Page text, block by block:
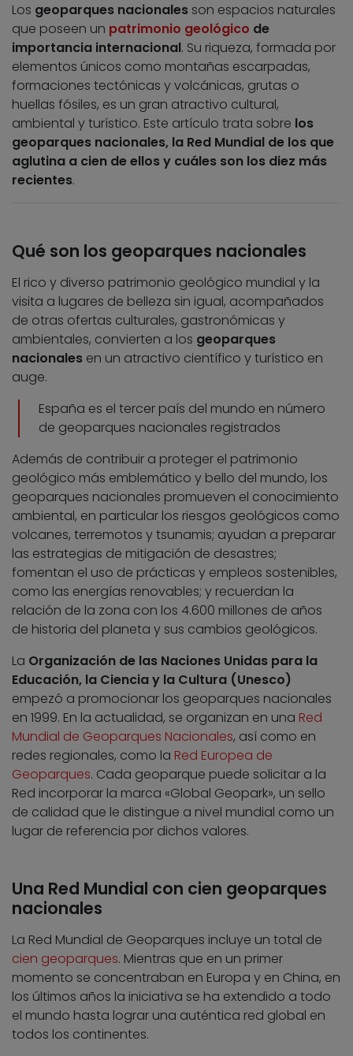
Los geoparques nacionales son espacios naturales
que poseen un patrimonio geológico de
importancia internacional. Su riqueza, formada por
elementos únicos como montañas escarpadas,
formaciones tectónicas y volcánicas, grutas o
huellas fósiles, es un gran atractivo cultural,
ambiental y turístico. Este artículo trata sobre los
geoparques nacionales, la Red Mundial de los que
aglutina a cien de ellos y cuáles son los diez más
recientes.
Qué son los geoparques nacionales
El rico y diverso patrimonio geológico mundial y la
visita a lugares de belleza sin igual, acompañados
de otras ofertas culturales, gastronómicas y
ambientales, convierten a los geoparques
nacionales en un atractivo científico y turístico en
auge.
España es el tercer país del mundo en número
de geoparques nacionales registrados
Además de contribuir a proteger el patrimonio
geológico más emblemático y bello del mundo, los
geoparques nacionales promueven el conocimiento
ambiental, en particular los riesgos geológicos como
volcanes, terremotos y tsunamis; ayudan a preparar
las estrategias de mitigación de desastres;
fomentan el uso de prácticas y empleos sostenibles,
como las energías renovables; y recuerdan la
relación de la zona con los 4.600 millones de años
de historia del planeta y sus cambios geológicos.
La Organización de las Naciones Unidas para la
Educación, la Ciencia y la Cultura (Unesco)
empezó a promocionar los geoparques nacionales
en 1999. En la actualidad, se organizan en una Red
Mundial de Geoparques Nacionales, así como en
redes regionales, como la Red Europea de
Geoparques. Cada geoparque puede solicitar a la
Red incorporar la marca «Global Geopark», un sello
de calidad que le distingue a nivel mundial como un
lugar de referencia por dichos valores.
Una Red Mundial con cien geoparques
nacionales
La Red Mundial de Geoparques incluye un total de
cien geoparques. Mientras que en un primer
momento se concentraban en Europa y en China, en
los últimos años la iniciativa se ha extendido a todo
el mundo hasta lograr una auténtica red global en
todos los continentes.